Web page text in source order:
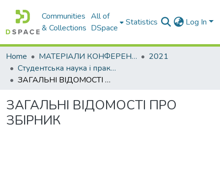
Communities
& Collections
All of
DSpace
Statistics Log In
Home МАТЕРІАЛИ КОНФЕРЕНЦІЙ
2021
Студентська наука і практика - 2021 (психолого-педагогічні та філософські аспекти освітнього процесу – 2021)
ЗАГАЛЬНІ ВІДОМОСТІ ПРО ЗБІРНИК
ЗАГАЛЬНІ ВІДОМОСТІ ПРО
ЗБІРНИК